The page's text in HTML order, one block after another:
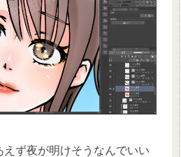
ず夜が明けそうなんでいい